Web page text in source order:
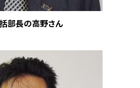
部長の高野さん